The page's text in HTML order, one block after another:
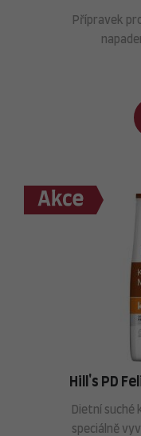
Přípravek
Hill's PD
Dietní suché
speciálně